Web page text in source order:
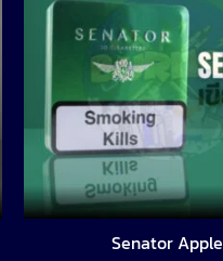
Senator Apple